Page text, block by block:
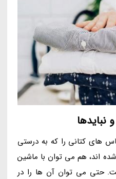
نبایدها
های کتانی را که به درستی
شده اند، هم می توان با ماشین
حتی می توان آن ها را در